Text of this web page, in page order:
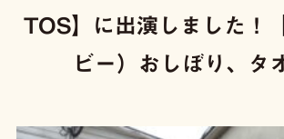
TOS】に出演しました！
ビー）おしぼり、タ